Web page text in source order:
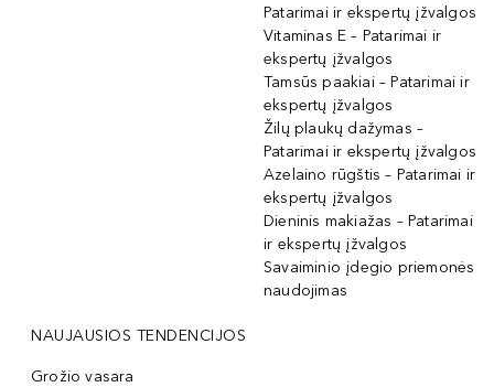
Patarimai ir ekspertų įžvalgos
Vitaminas E – Patarimai ir
ekspertų įžvalgos
Tamsūs paakiai – Patarimai ir
ekspertų įžvalgos
Žilų plaukų dažymas –
Patarimai ir ekspertų įžvalgos
Azelaino rūgštis – Patarimai ir
ekspertų įžvalgos
Dieninis makiažas – Patarimai
ir ekspertų įžvalgos
Savaiminio įdegio priemonės
naudojimas
NAUJAUSIOS TENDENCIJOS
Grožio vasara